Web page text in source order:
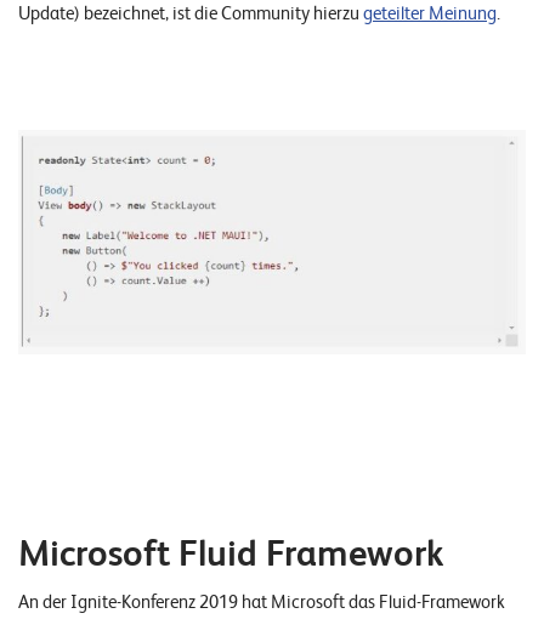
Update) bezeichnet, ist die Community hierzu geteilter Meinung.
Microsoft Fluid Framework
An der Ignite-Konferenz 2019 hat Microsoft das Fluid-Framework